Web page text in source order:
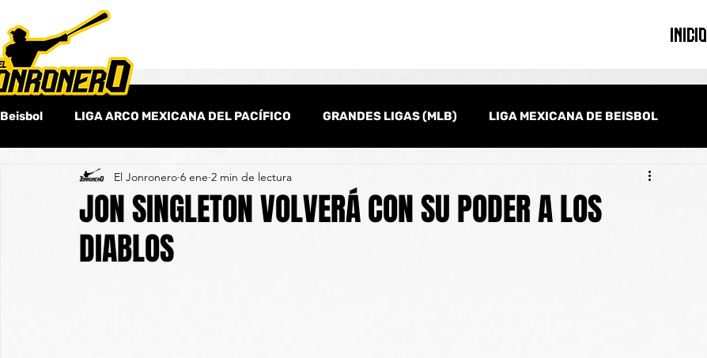
INICIO
Beisbol LIGA ARCO MEXICANA DEL PACÍFICO GRANDES LIGAS (MLB) LIGA MEXICANA DE BEISBOL
Beisbol Amateur Columnas Beisbol Internacional Clásico Mundial de Beisbol
JON SINGLETON VOLVERÁ CON SU PODER A LOS
DIABLOS
El Jonronero 6 ene 2 min de lectura